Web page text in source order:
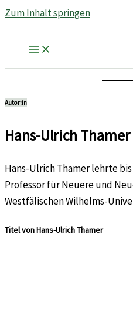
Zum Inhalt springen
Autor:in
Hans-Ulrich Thamer
Hans-Ulrich Thamer lehrte
Professor für Neuere und
Westfälischen Wilhelms-
Titel von Hans-Ulrich Thamer